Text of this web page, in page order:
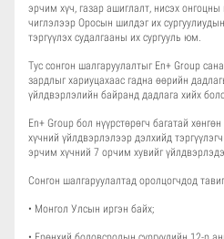
эрчим хүч, газар ашиглалт, нисэх
чиглэлээр Оросын шилдэг их
тэргүүлэх судалгааны их сургууль юм.
Тус сонгон шалгаруулалтыг En+ Group
зардлыг хариуцахаас гадна өөрийн
үйлдвэрлэлийн байранд дадлага хийх
En+ Group бол нүүрстөрөгч багатай
хүчний үйлдвэрлэлээр дэлхийд
эрчим хүчний 7 орчим хувийг
Сонгон шалгаруулалтад оролцогчдод
• Монгол Улсын иргэн байх;